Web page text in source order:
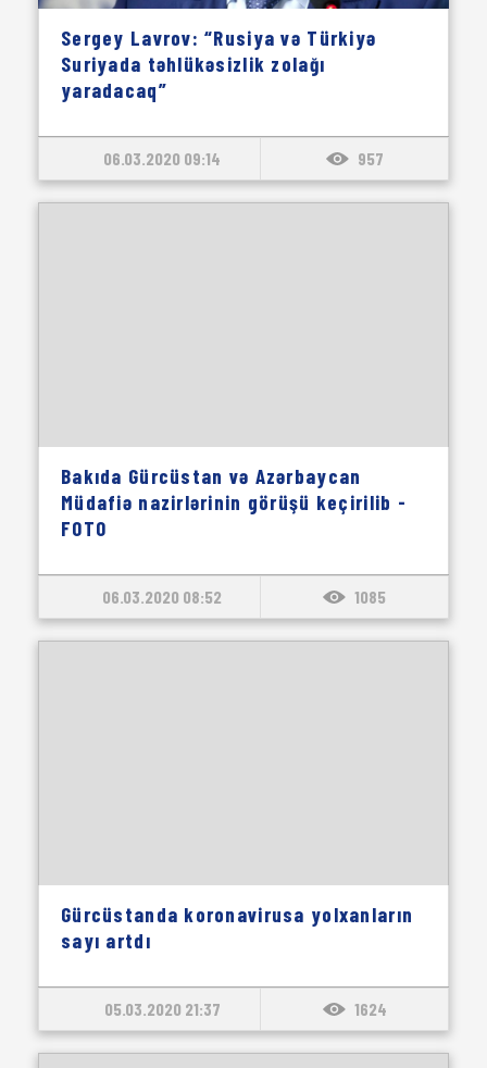
Sergey Lavrov: “Rusiya və Türkiyə
Suriyada təhlükəsizlik zolağı
yaradacaq”
06.03.2020 09:14 957
Bakıda Gürcüstan və Azərbaycan
Müdafiə nazirlərinin görüşü keçirilib -
FOTO
06.03.2020 08:52 1085
Gürcüstanda koronavirusa yolxanların
sayı artdı
05.03.2020 21:37 1624